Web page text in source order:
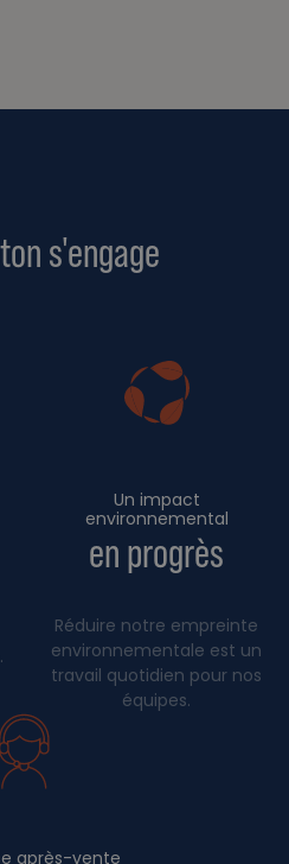
s'engage
Un impact
environnemental
en progrès
Réduire notre empreinte
environnementale est un
travail quotidien pour nos
équipes.
après-vente